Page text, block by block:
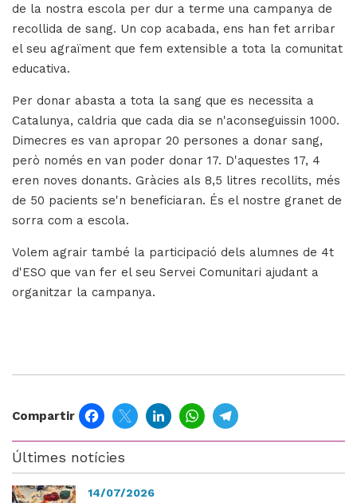
de la nostra escola per dur a terme una campanya de
recollida de sang. Un cop acabada, ens han fet arribar
el seu agraïment que fem extensible a tota la comunitat
educativa.
Per donar abasta a tota la sang que es necessita a
Catalunya, caldria que cada dia se n'aconseguissin 1000.
Dimecres es van apropar 20 persones a donar sang,
però només en van poder donar 17. D'aquestes 17, 4
eren noves donants. Gràcies als 8,5 litres recollits, més
de 50 pacients se'n beneficiaran. És el nostre granet de
sorra com a escola.
Volem agrair també la participació dels alumnes de 4t
d'ESO que van fer el seu Servei Comunitari ajudant a
organitzar la campanya.
Compartir FacebookTwitterLinkedInWhatsApp
Últimes notícies
14/07/2026